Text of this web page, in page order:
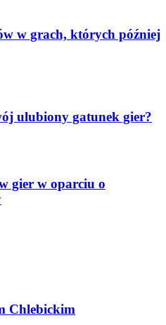
w grach, których później
ulubiony gatunek gier?
gier w oparciu o
Chlebickim